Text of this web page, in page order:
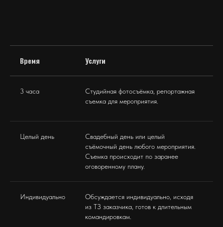
Время Услуги
3 часа
Студийная фотосъёмка, репортажная
съемка для мероприятия.
Целый день
Свадебный день или целый
съёмочный день любого мероприятия.
Съемка происходит по заранее
оговоренному плану.
Индивидуально
Обсуждается индивидуально, исходя
из ТЗ заказчика, готов к длительным
командировкам.